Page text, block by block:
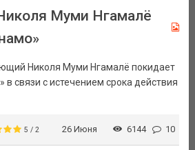
Муми Нгамалё
Николя Муми Нгамалё покидает
связи с истечением срока действия
5 / 2 26 Июня 6144 10